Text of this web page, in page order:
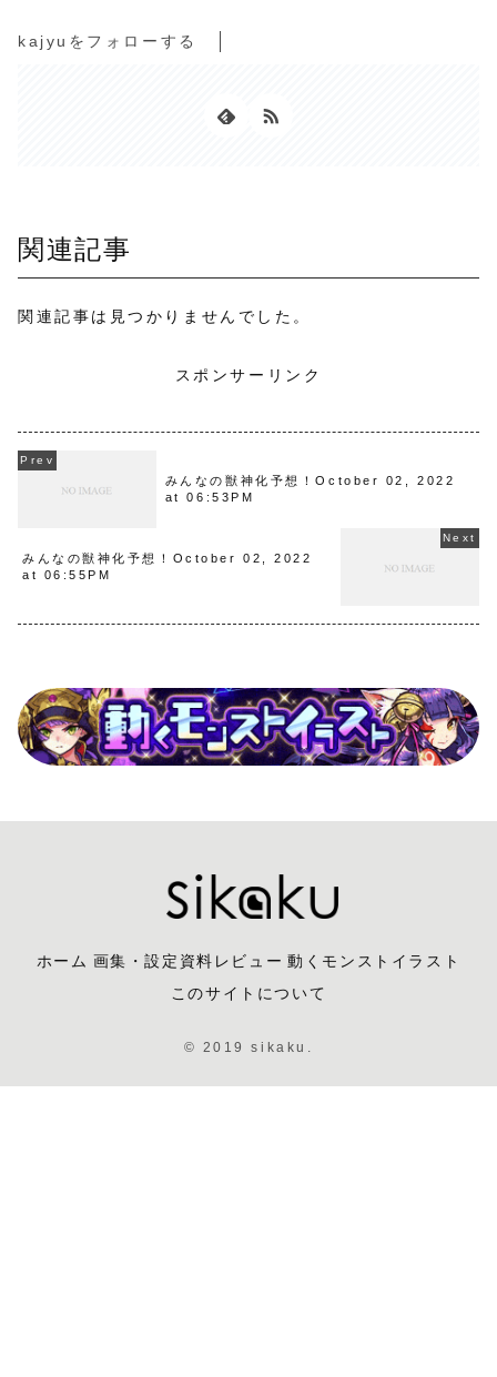
kajyuをフォローする
関連記事
関連記事は見つかりませんでした。
スポンサーリンク
みんなの獣神化予想！October 02, 2022
at 06:53PM
みんなの獣神化予想！October 02, 2022
at 06:55PM
ホーム 画集・設定資料レビュー 動くモンストイラスト
このサイトについて
© 2019 sikaku.